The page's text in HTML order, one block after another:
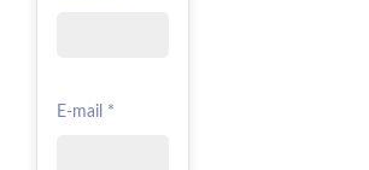
E-mail *